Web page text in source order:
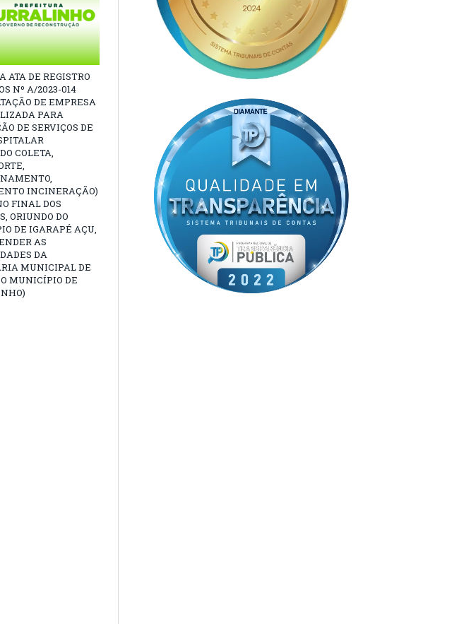
ATA DE REGISTRO
Nº A/2023-014
DE EMPRESA
PARA
DE SERVIÇOS DE
COLETA,
INCINERAÇÃO)
FINAL DOS
ORIUNDO DO
DE IGARAPÉ AÇU,
AS
DA
MUNICIPAL DE
MUNICÍPIO DE